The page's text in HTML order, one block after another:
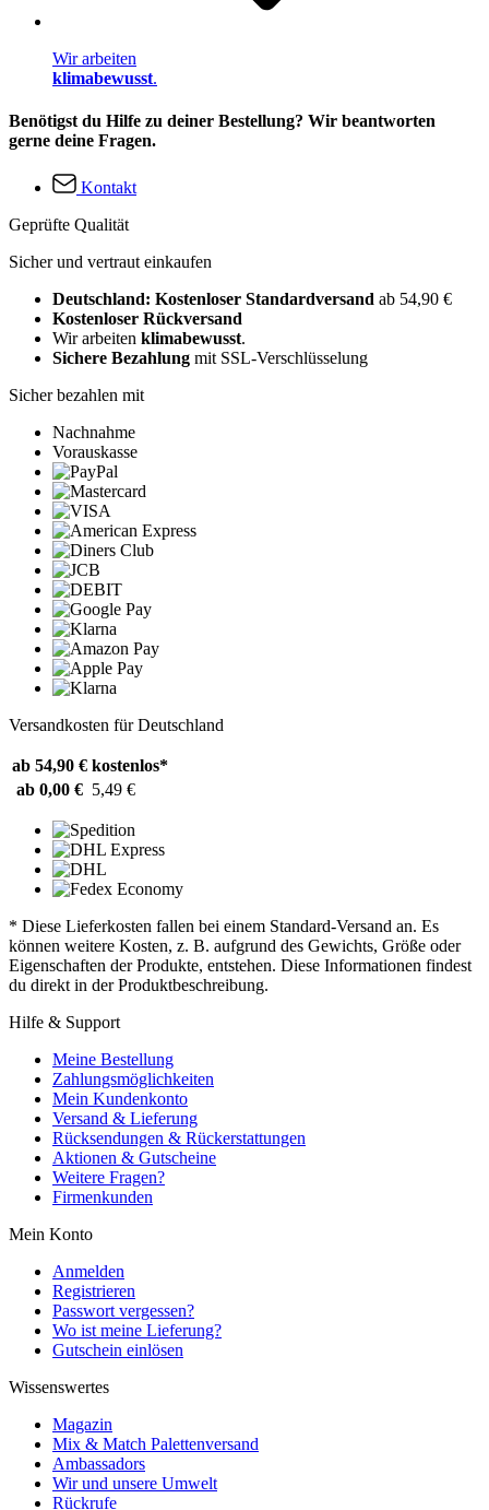
Wir arbeiten
klimabewusst.
Benötigst du Hilfe zu deiner Bestellung? Wir beantworten
gerne deine Fragen.
Kontakt
Geprüfte Qualität
Sicher und vertraut einkaufen
Deutschland: Kostenloser Standardversand ab 54,90 €
Kostenloser Rückversand
Wir arbeiten klimabewusst.
Sichere Bezahlung mit SSL-Verschlüsselung
Sicher bezahlen mit
Nachnahme
Vorauskasse
Versandkosten für Deutschland
ab 54,90 € kostenlos*
ab 0,00 € 5,49 €
* Diese Lieferkosten fallen bei einem Standard-Versand an. Es
können weitere Kosten, z. B. aufgrund des Gewichts, Größe oder
Eigenschaften der Produkte, entstehen. Diese Informationen findest
du direkt in der Produktbeschreibung.
Hilfe & Support
Meine Bestellung
Zahlungsmöglichkeiten
Mein Kundenkonto
Versand & Lieferung
Rücksendungen & Rückerstattungen
Aktionen & Gutscheine
Weitere Fragen?
Firmenkunden
Mein Konto
Anmelden
Registrieren
Passwort vergessen?
Wo ist meine Lieferung?
Gutschein einlösen
Wissenswertes
Magazin
Mix & Match Palettenversand
Ambassadors
Wir und unsere Umwelt
Rückrufe